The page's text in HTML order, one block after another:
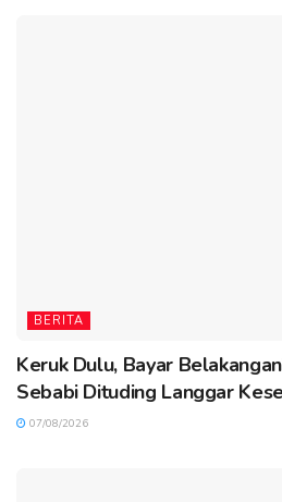
BERITA
Keruk Dulu, Bayar
Sebabi Dituding Langgar
07/08/2026